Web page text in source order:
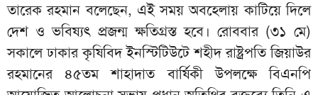
তারেক রহমান বলেছেন, এই সময় অবহেলায় কাটিয়ে দিলে
দেশ ও ভবিষ্যৎ প্রজন্ম ক্ষতিগ্রস্ত হবে। রোববার (৩১ মে)
সকালে ঢাকার কৃষিবিদ ইনস্টিটিউটে শহীদ রাষ্ট্রপতি জিয়াউর
রহমানের ৪৫তম শাহাদাত বার্ষিকী উপলক্ষে বিএনপি